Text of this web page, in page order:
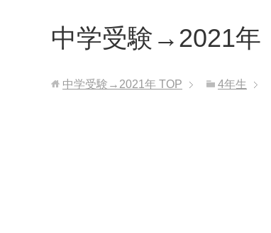
中学受験→2021年
中学受験→2021年 TOP 4年生